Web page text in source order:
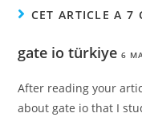
CET ARTICLE A 7
gate io türkiye 6
After reading your
about gate io that I